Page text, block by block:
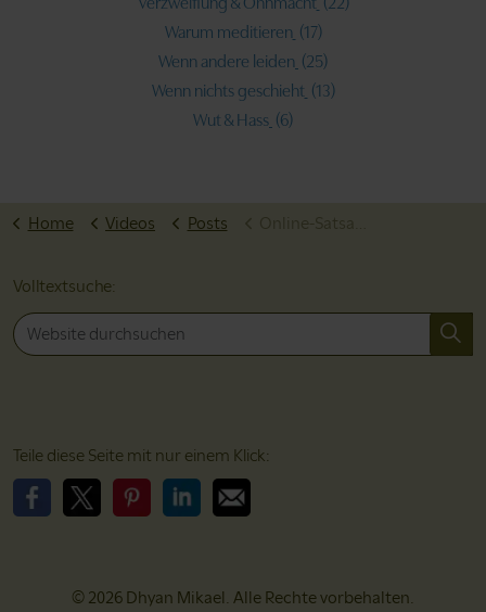
Warum meditieren (17)
Wenn andere leiden (25)
Wenn nichts geschieht (13)
Wut & Hass (6)
Home Videos Posts Online-Satsang 2023-06-08
Volltextsuche:
Teile diese Seite mit nur einem Klick:
© 2026 Dhyan Mikael. Alle Rechte vorbehalten.